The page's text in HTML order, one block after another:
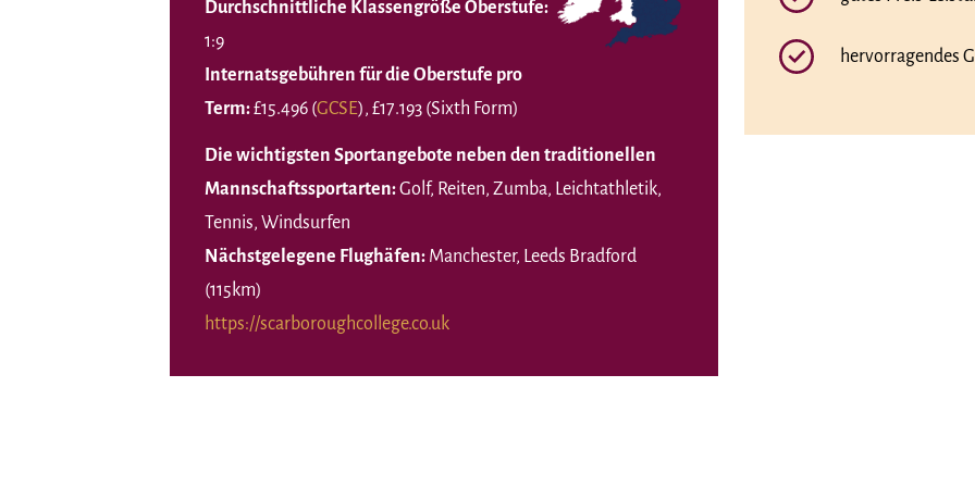
Durchschnittliche Klassengröße Oberstufe:
1:9
Internatsgebühren für die Oberstufe pro
Term:£15.496 (GCSE), £17.193 (Sixth Form)
Die wichtigsten Sportangebote neben den traditionellen
Mannschaftssportarten:Golf, Reiten, Zumba, Leichtathletik,
Tennis, Windsurfen
Nächstgelegene Flughäfen: Manchester, Leeds Bradford
(115km)
https://scarboroughcollege.co.uk
hervorragendes